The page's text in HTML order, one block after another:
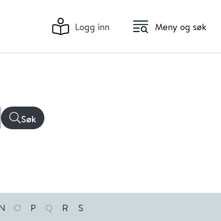
Logg inn Meny og søk
Søk
O P Q R S